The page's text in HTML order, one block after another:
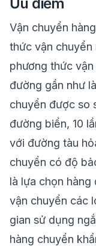
Vận chuyển
thức vận chuyển
phương thức
đường gần như
chuyển được so
đường biển, 10
với đường tàu
chuyển có độ
là lựa chọn
vận chuyển các
gian sử dụng
hàng chuyển